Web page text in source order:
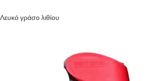
Λευκό γράσο λιθίου